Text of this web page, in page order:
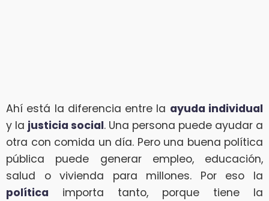
Ahí está la diferencia entre la ayuda individual
y la justicia social. Una persona puede ayudar a
otra con comida un día. Pero una buena política
pública puede generar empleo, educación,
salud o vivienda para millones. Por eso la
política importa tanto, porque tiene la